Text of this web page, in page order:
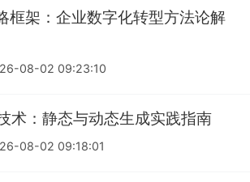
框架：企业数字化转型方法论解
08-02 09:23:10
术：静态与动态生成实践指南
08-02 09:18:01